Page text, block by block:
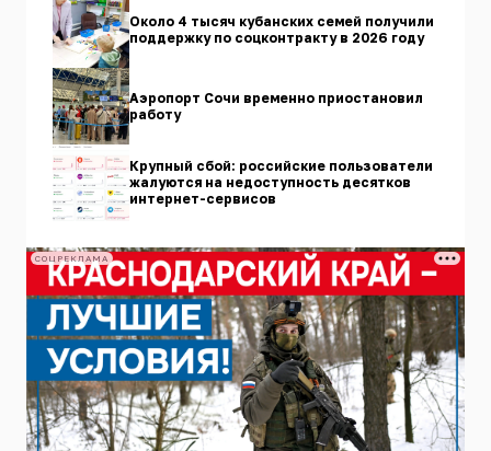
Около 4 тысяч кубанских семей получили
поддержку по соцконтракту в 2026 году
Аэропорт Сочи временно приостановил
работу
Крупный сбой: российские пользователи
жалуются на недоступность десятков
интернет-сервисов
СОЦРЕКЛАМА